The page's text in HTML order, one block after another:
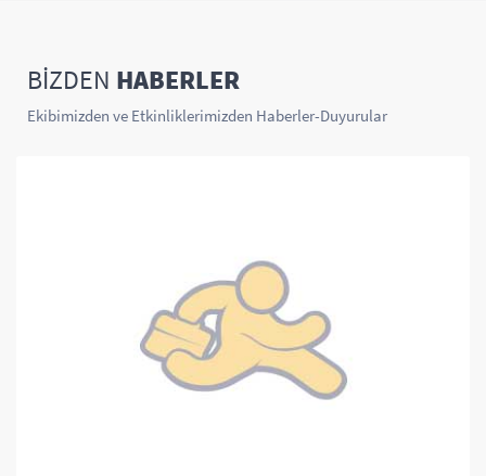
BİZDEN HABERLER
Ekibimizden ve Etkinliklerimizden Haberler-Duyurular